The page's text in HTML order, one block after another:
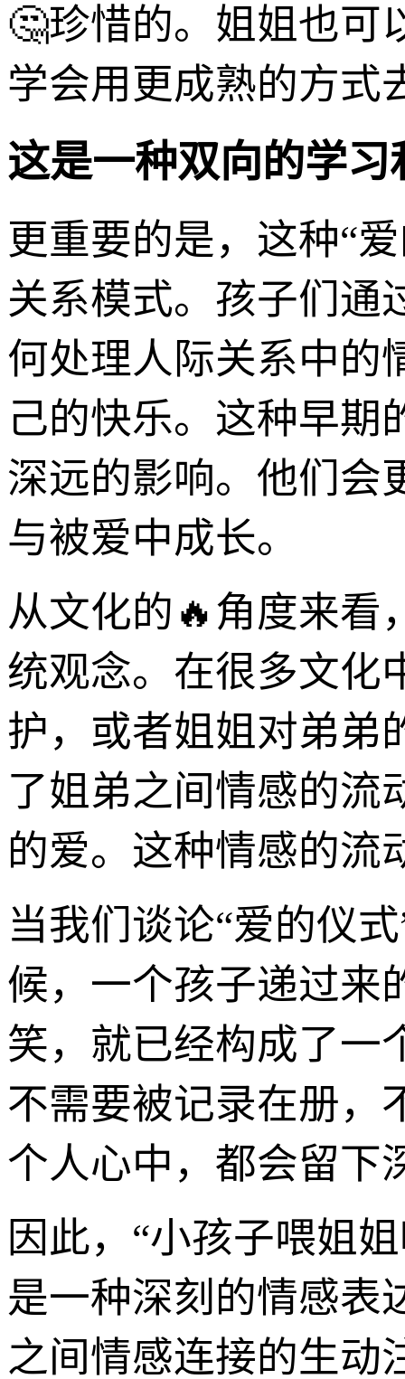
🤔珍惜的。姐姐也可
学会用更成熟的方式
这是一种双向的学
更重要的是，这种“
关系模式。孩子们通
何处理人际关系中的
己的快乐。这种早期
深远的影响。他们会
与被爱中成长。
从文化的🔥角度来看
统观念。在很多文化
护，或者姐姐对弟弟
了姐弟之间情感的流
的爱。这种情感的流
当我们谈论“爱的仪
候，一个孩子递过来
笑，就已经构成了一
不需要被记录在册，
个人心中，都会留下
因此，“小孩子喂姐
是一种深刻的情感表
之间情感连接的生动